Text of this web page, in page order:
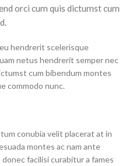
orci cum quis dictumst cum
hendrerit scelerisque
netus hendrerit semper nec
cum bibendum montes
commodo nunc.
conubia velit placerat at in
montes ac nam ante
facilisi curabitur a fames